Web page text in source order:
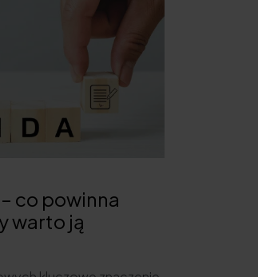
co powinna
warto ją